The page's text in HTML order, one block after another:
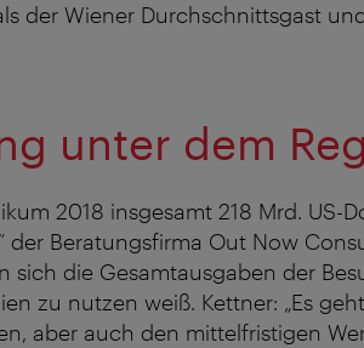
der Wiener Durchschnittsgast
unter dem
2018 insgesamt 218 Mrd. US-
der Beratungsfirma Out Now
sich die Gesamtausgaben der
zu nutzen weiß. Kettner: „Es
aber auch den mittelfristigen